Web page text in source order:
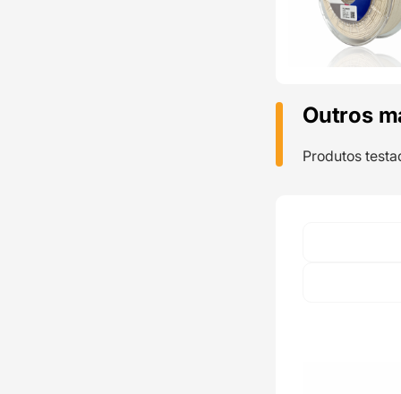
Outros
Produtos